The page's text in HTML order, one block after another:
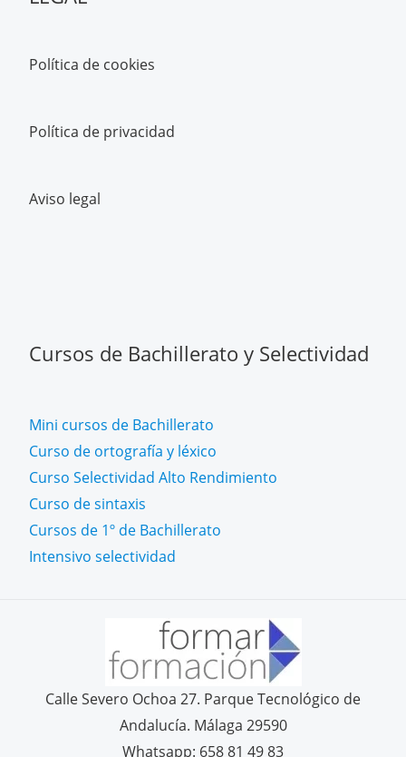
Política de cookies
Política de privacidad
Aviso legal
Cursos de Bachillerato y Selectividad
Mini cursos de Bachillerato
Curso de ortografía y léxico
Curso Selectividad Alto Rendimiento
Curso de sintaxis
Cursos de 1º de Bachillerato
Intensivo selectividad
Calle Severo Ochoa 27. Parque Tecnológico de
Andalucía. Málaga 29590
Whatsapp: 658 81 49 83